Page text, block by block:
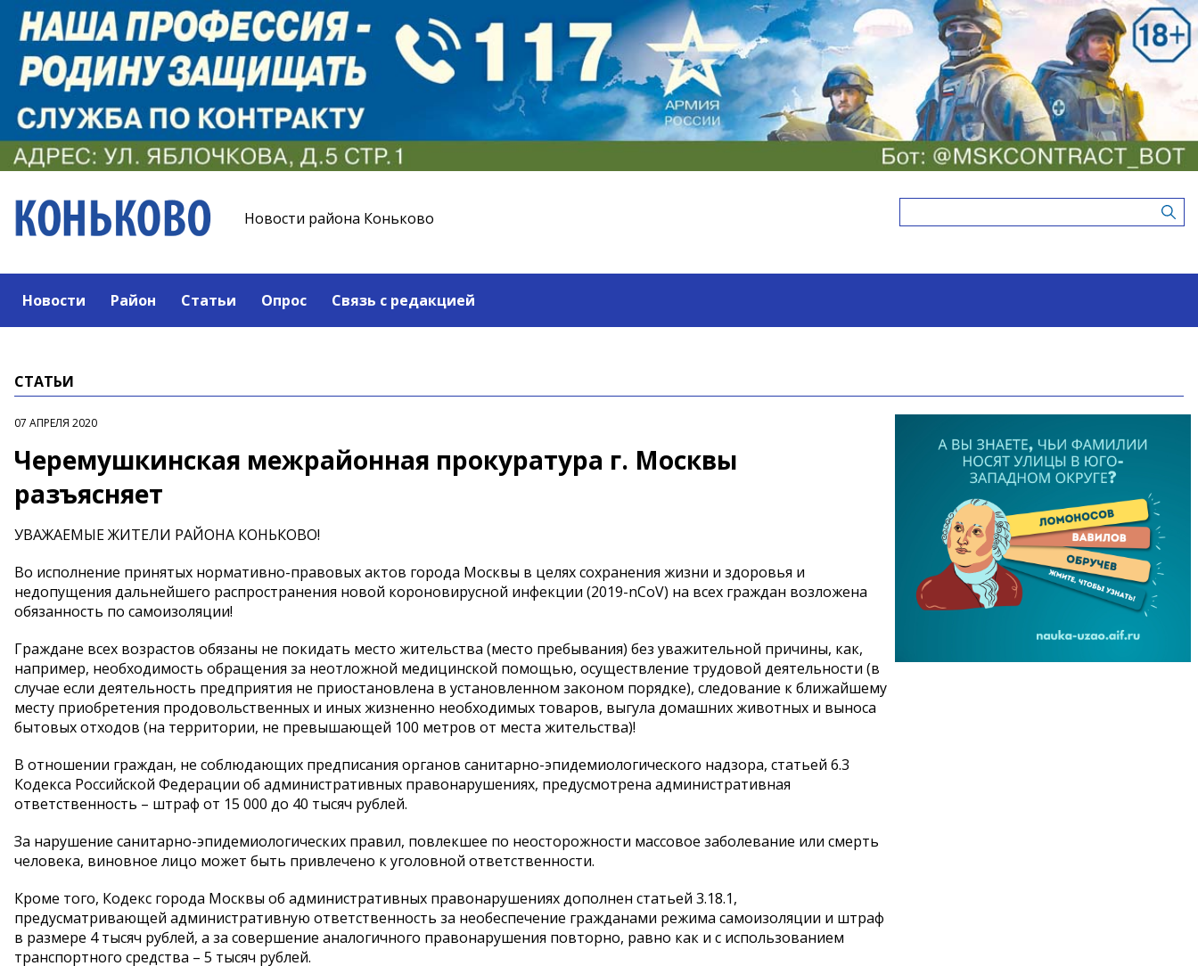
Новости района Коньково
Новости Район Статьи Опрос Связь с редакцией
СТАТЬИ
07 АПРЕЛЯ 2020
Черемушкинская межрайонная прокуратура г. Москвы
разъясняет
УВАЖАЕМЫЕ ЖИТЕЛИ РАЙОНА КОНЬКОВО!
Во исполнение принятых нормативно-правовых актов города Москвы в целях сохранения жизни и здоровья и
недопущения дальнейшего распространения новой короновирусной инфекции (2019-nCoV) на всех граждан возложена
обязанность по самоизоляции!
Граждане всех возрастов обязаны не покидать место жительства (место пребывания) без уважительной причины, как,
например, необходимость обращения за неотложной медицинской помощью, осуществление трудовой деятельности (в
случае если деятельность предприятия не приостановлена в установленном законом порядке), следование к ближайшему
месту приобретения продовольственных и иных жизненно необходимых товаров, выгула домашних животных и выноса
бытовых отходов (на территории, не превышающей 100 метров от места жительства)!
В отношении граждан, не соблюдающих предписания органов санитарно-эпидемиологического надзора, статьей 6.3
Кодекса Российской Федерации об административных правонарушениях, предусмотрена административная
ответственность – штраф от 15 000 до 40 тысяч рублей.
За нарушение санитарно-эпидемиологических правил, повлекшее по неосторожности массовое заболевание или смерть
человека, виновное лицо может быть привлечено к уголовной ответственности.
Кроме того, Кодекс города Москвы об административных правонарушениях дополнен статьей 3.18.1,
предусматривающей административную ответственность за необеспечение гражданами режима самоизоляции и штраф
в размере 4 тысяч рублей, а за совершение аналогичного правонарушения повторно, равно как и с использованием
транспортного средства – 5 тысяч рублей.